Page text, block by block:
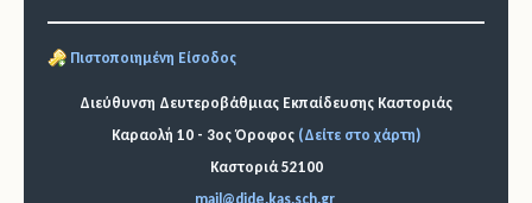
Πιστοποιημένη Είσοδος
Διεύθυνση Δευτεροβάθμιας Εκπαίδευσης Καστοριάς
Καραολή 10 - 3ος Όροφος (Δείτε στο χάρτη)
Καστοριά 52100
mail@dide.kas.sch.gr